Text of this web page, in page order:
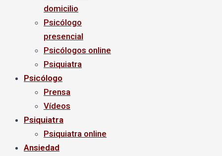
domicilio
Psicólogo
presencial
Psicólogos online
Psiquiatra
Psicólogo
Prensa
Vídeos
Psiquiatra
Psiquiatra online
Ansiedad